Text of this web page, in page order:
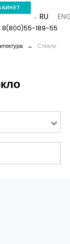
RU
8(800)55-189-55
← Стекло